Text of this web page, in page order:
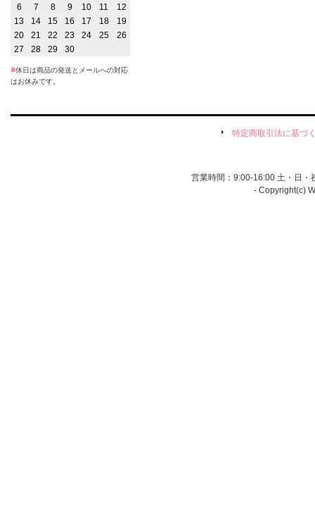
6
7 8 9 10 11
12
13
14 15 16 17 18
19
20
21 22 23 24 25
26
27
28 29 30
■休日は商品の発送とメールへの対応
はお休みです。
特定商取引法に基づ
営業時間：9:00-16:00 土・日・
- Copyright(c)